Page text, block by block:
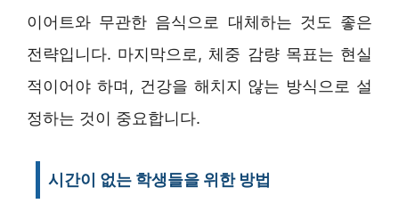
이어트와 무관한 음식으로 대체하는 것도 좋은
전략입니다. 마지막으로, 체중 감량 목표는 현실
적이어야 하며, 건강을 해치지 않는 방식으로 설
정하는 것이 중요합니다.
시간이 없는 학생들을 위한 방법